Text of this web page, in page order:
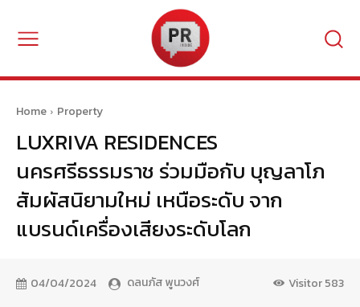
Home Property
LUXRIVA RESIDENCES
นครศรีธรรมราช ร่วมมือกับ บุญลาโภ
สัมผัสนิยามใหม่ เหนือระดับ จาก
แบรนด์เครื่องเสียงระดับโลก
04/04/2024 ดลนภัส พูนวงศ์ Visitor583